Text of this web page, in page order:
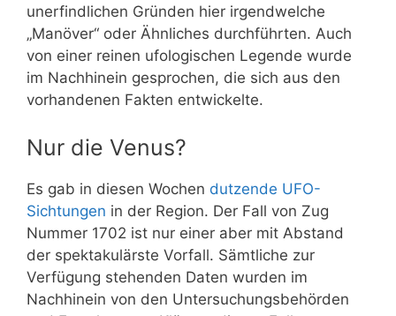
unerfindlichen Gründen hier irgendwelche
„Manöver“ oder Ähnliches durchführten. Auch
von einer reinen ufologischen Legende wurde
im Nachhinein gesprochen, die sich aus den
vorhandenen Fakten entwickelte.
Nur die Venus?
Es gab in diesen Wochen dutzende UFO-
Sichtungen in der Region. Der Fall von Zug
Nummer 1702 ist nur einer aber mit Abstand
der spektakulärste Vorfall. Sämtliche zur
Verfügung stehenden Daten wurden im
Nachhinein von den Untersuchungsbehörden